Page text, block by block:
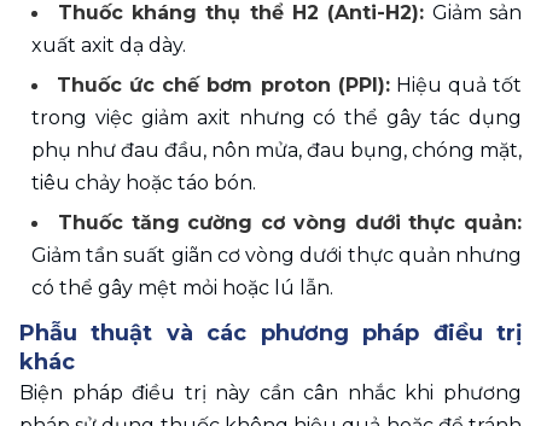
Thuốc kháng thụ thể H2 (Anti-H2): Giảm sản
xuất axit dạ dày.
Thuốc ức chế bơm proton (PPI): Hiệu quả tốt
trong việc giảm axit nhưng có thể gây tác dụng
phụ như đau đầu, nôn mửa, đau bụng, chóng mặt,
tiêu chảy hoặc táo bón.
Thuốc tăng cường cơ vòng dưới thực quản:
Giảm tần suất giãn cơ vòng dưới thực quản nhưng
có thể gây mệt mỏi hoặc lú lẫn.
Phẫu thuật và các phương pháp điều trị
khác
Biện pháp điều trị này cần cân nhắc khi phương